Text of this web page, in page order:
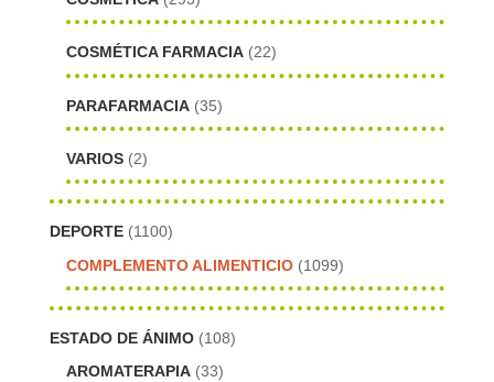
COSMÉTICA FARMACIA (22)
PARAFARMACIA (35)
VARIOS (2)
DEPORTE (1100)
COMPLEMENTO ALIMENTICIO (1099)
ESTADO DE ÁNIMO (108)
AROMATERAPIA (33)